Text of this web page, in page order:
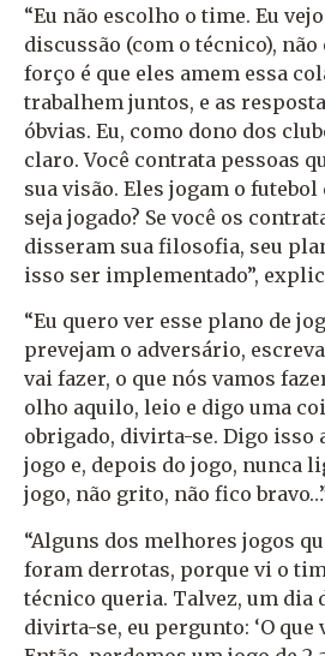
“Eu não escolho o time. Eu
discussão (com o técnico),
forço é que eles amem essa
trabalhem juntos, e as
óbvias. Eu, como dono dos
claro. Você contrata pessoas
sua visão. Eles jogam o futebol
seja jogado? Se você os
disseram sua filosofia, seu
isso ser implementado”,
“Eu quero ver esse plano de
prevejam o adversário,
vai fazer, o que nós vamos
olho aquilo, leio e digo uma
obrigado, divirta-se. Digo isso
jogo e, depois do jogo, nunca
jogo, não grito, não fico
“Alguns dos melhores jogos
foram derrotas, porque vi o
técnico queria. Talvez, um dia
divirta-se, eu pergunto: ‘O que